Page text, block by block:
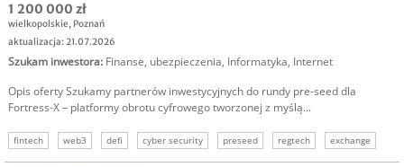
1 200 000 zł
wielkopolskie, Poznań
aktualizacja: 21.07.2026
Szukam inwestora: Finanse, ubezpieczenia, Informatyka, Internet
Opis oferty Szukamy partnerów inwestycyjnych do rundy pre-seed dla
Fortress-X – platformy obrotu cyfrowego tworzonej z myślą...
fintech web3 defi cyber security preseed regtech exchange